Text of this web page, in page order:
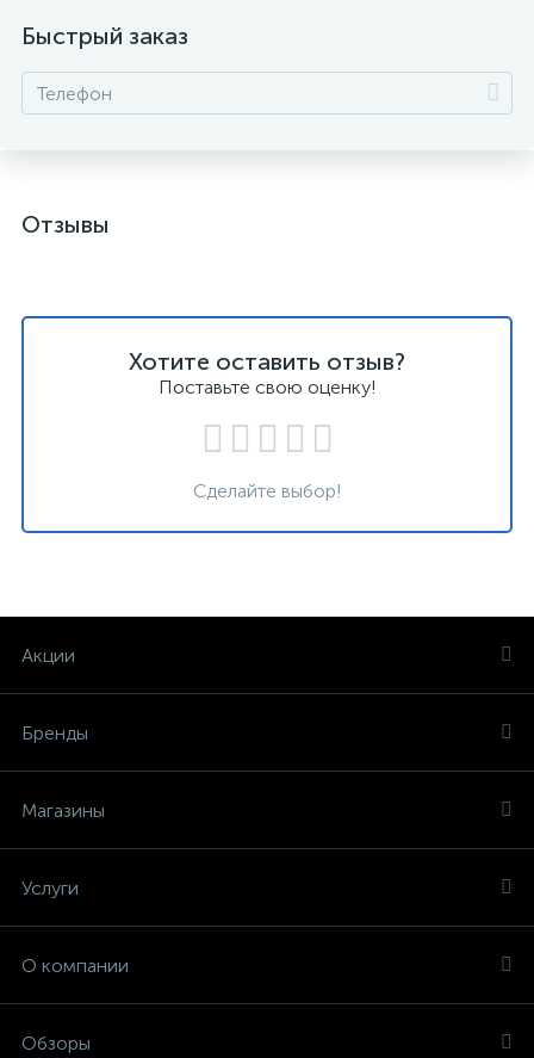
Быстрый заказ
Отзывы
Хотите оставить отзыв?
Поставьте свою оценку!
Сделайте выбор!
Акции
Бренды
Магазины
Услуги
О компании
Обзоры